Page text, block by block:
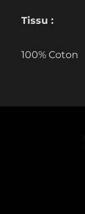
Tissu :
100% Coton